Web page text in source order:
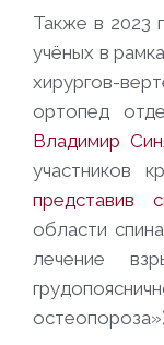
Также в 2023
учёных в
хирургов-
ортопед
Владимир
участников
представив
области
лечение